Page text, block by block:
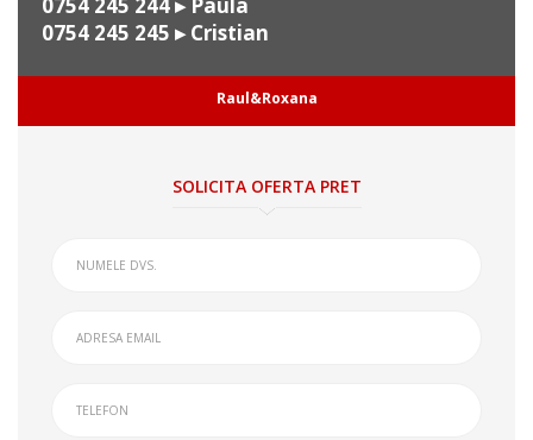
0754 245 244▸ Paula
0754 245 245 ▸ Cristian
Raul&Roxana
SOLICITA OFERTA PRET